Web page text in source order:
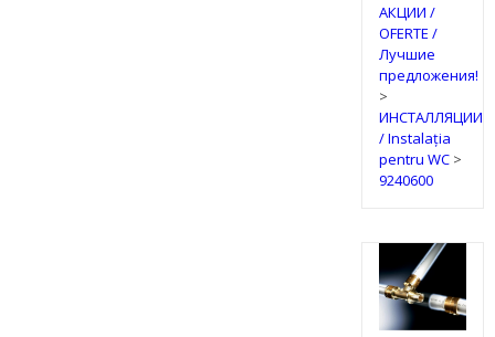
АКЦИИ /
OFERTE /
Лучшие
предложения!
>
ИНСТАЛЛЯЦИИ
/ Instalația
pentru WC>
9240600